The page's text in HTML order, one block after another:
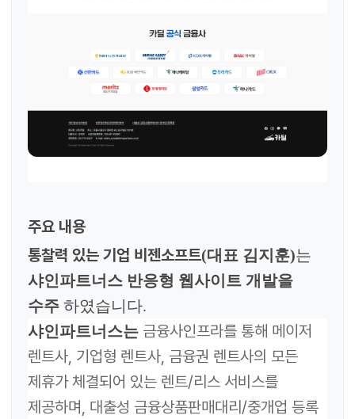
주요 내용
통찰력 있는 기업 비젠소프트(대표 김지훈)는
샤인파트너스 반응형 웹사이트 개발을
수주 하였습니다.
샤인파트너스는 금융사인프라를 통해 메이저
렌트사, 기업형 렌트사, 금융권 렌트사의 모든
제휴가 체결되어 있는 렌트/리스 서비스를
제공하며, 대출성 금융상품판매대리/중개업 등록